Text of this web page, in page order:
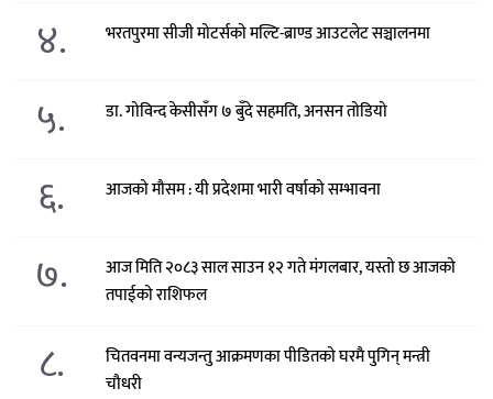
४. भरतपुरमा सीजी मोटर्सको मल्टि-ब्राण्ड आउटलेट सञ्चालनमा
५. डा. गोविन्द केसीसँग ७ बुँदे सहमति, अनसन तोडियो
६. आजको मौसम : यी प्रदेशमा भारी वर्षाको सम्भावना
७.
आज मिति २०८३ साल साउन १२ गते मंगलबार, यस्तो छ आजको
तपाईको राशिफल
८.
चितवनमा वन्यजन्तु आक्रमणका पीडितको घरमै पुगिन् मन्त्री
चौधरी